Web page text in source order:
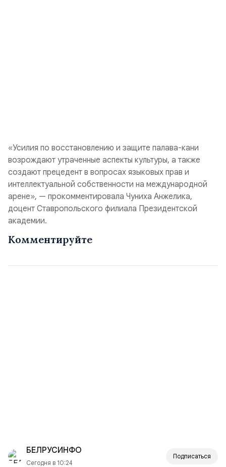
«Усилия по восстановлению и защите палава-кани
возрождают утраченные аспекты культуры, а также
создают прецедент в вопросах языковых прав и
интеллектуальной собственности на международной
арене», — прокомментировала Чуниха Анжелика,
доцент Ставропольского филиала Президентской
академии.
Комментируйте
БЕЛРУСИНФО
Сегодня в 10:24
Подписаться